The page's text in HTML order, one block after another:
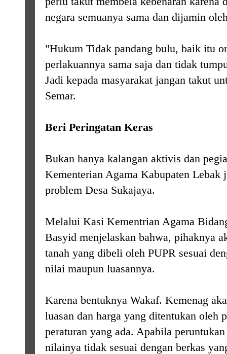
negara semuanya sama dan dijamin
"Hukum Tidak pandang bulu, baik itu
perlakuannya sama saja dan tidak
Jadi kepada masyarakat jangan takut
Semar.
Beri Peringatan Keras
Bukan hanya kalangan aktivis dan
Kementerian Agama Kabupaten Lebak
problem Desa Sukajaya.
Melalui Kasi Kementrian Agama
Basyid menjelaskan bahwa, pihaknya
tanah yang dibeli oleh PUPR sesuai
nilai maupun luasannya.
Karena bentuknya Wakaf. Kemenag
luasan dan harga yang ditentukan oleh
peraturan yang ada. Apabila
nilainya tidak sesuai dengan berkas